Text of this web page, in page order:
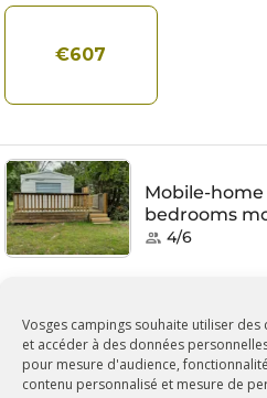
Vosges campings souhaite utiliser
et accéder à des données
pour mesure d'audience,
contenu personnalisé et mesure de